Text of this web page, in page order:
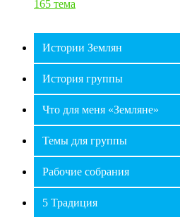
165 тема
Истории Землян
История группы
Что для меня «Земляне»
Темы для группы
Рабочие собрания
5 Традиция